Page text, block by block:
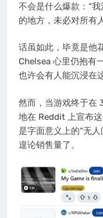
不会是什么爆款：“
的地方，未必对所有
话虽如此，毕竟是他
Chelsea 心里仍抱有
也许会有人能沉浸在
然而，当游戏终于在
地在 Reddit 上宣布
是字面意义上的“无
遑论销售量了。